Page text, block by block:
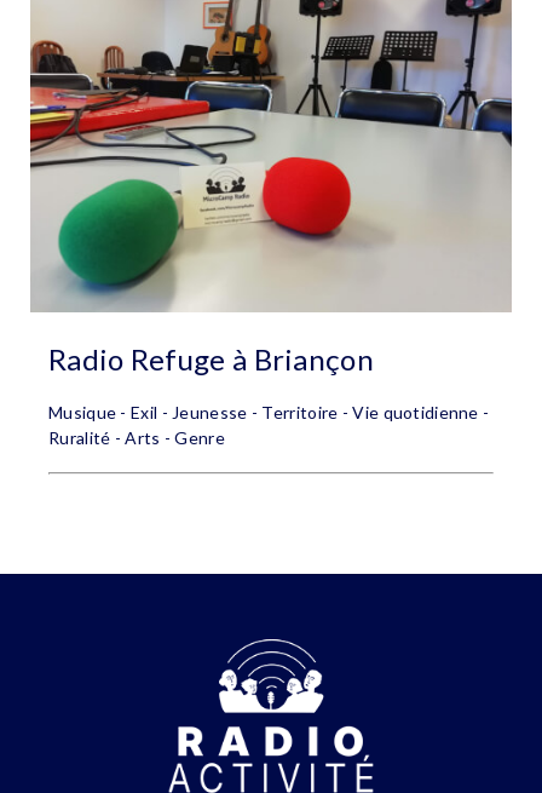
Radio Refuge à Briançon
Musique - Exil - Jeunesse - Territoire - Vie quotidienne -
Ruralité - Arts - Genre